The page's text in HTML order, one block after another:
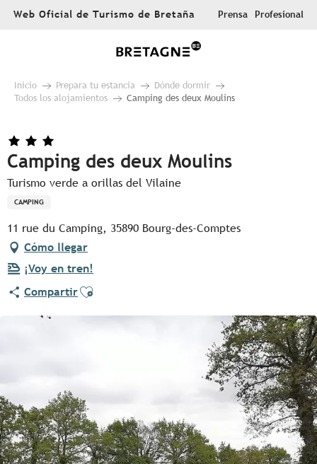
AllerWeb Oficial de Turismo de Bretaña Prensa Profesional
Inicio Prepara tu estancia
Dónde dormir
Todos los alojamientos
Camping des deux Moulins
Camping des deux Moulins
Turismo verde a orillas del Vilaine
CAMPING
11 rue du Camping, 35890 Bourg-des-Comptes
Cómo llegar
¡Voy en tren!
CompartirAjouter aux favoris